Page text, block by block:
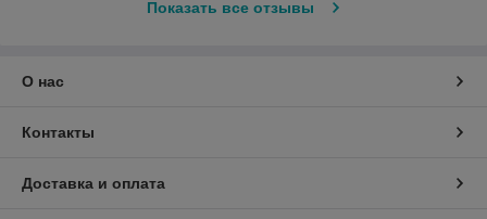
Показать все отзывы
О нас
Контакты
Доставка и оплата